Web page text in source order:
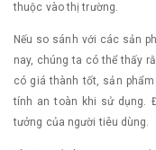
thuộc vào thị trường.
Nếu so sánh với các sản
nay, chúng ta có thể thấy
có giá thành tốt, sản
tính an toàn khi sử dụng.
tưởng của người tiêu dùng.